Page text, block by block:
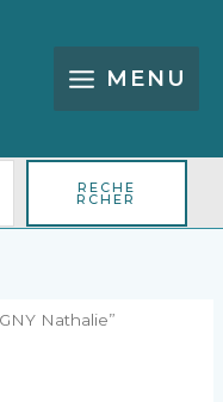
MENU
RECHE
RCHER
Nathalie”